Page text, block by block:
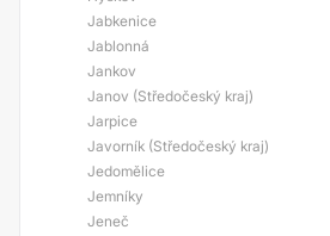
Jabkenice
Jablonná
Jankov
Janov (Středočeský kraj)
Jarpice
Javorník (Středočeský kraj)
Jedomělice
Jemníky
Jeneč